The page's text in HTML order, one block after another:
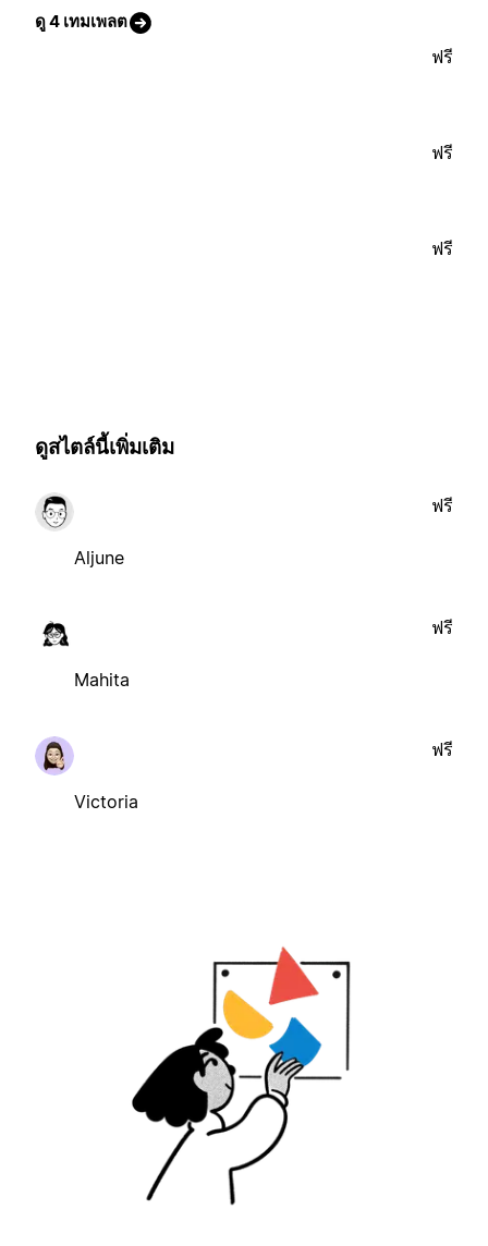
ดู 4 เทมเพลต
ฟรี
ฟรี
ฟรี
ดูสไตล์นี้เพิ่มเติม
Aljune
ฟรี
Mahita
ฟรี
Victoria
ฟรี